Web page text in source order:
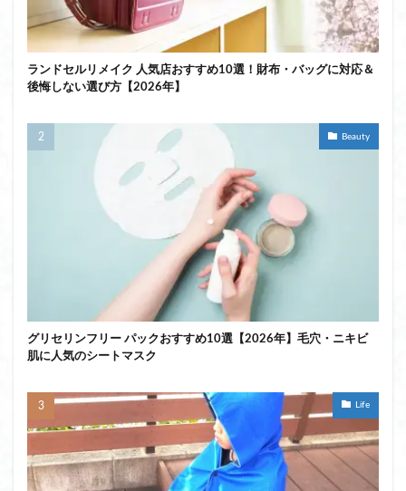
ランドセルリメイク 人気店おすすめ10選！財布・バッグに対応＆
後悔しない選び方【2026年】
Beauty
グリセリンフリー パックおすすめ10選【2026年】毛穴・ニキビ
肌に人気のシートマスク
Life